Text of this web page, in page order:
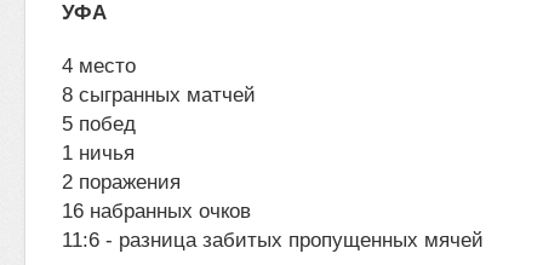
УФА
4 место
8 сыгранных матчей
5 побед
1 ничья
2 поражения
16 набранных очков
11:6 - разница забитых пропущенных мячей